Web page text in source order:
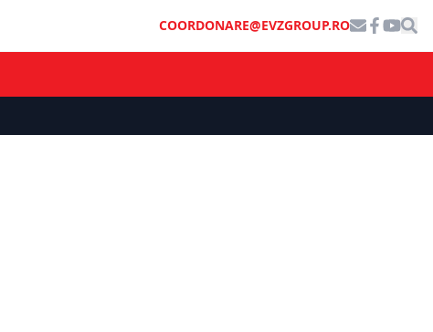
COORDONARE@EVZGROUP.RO